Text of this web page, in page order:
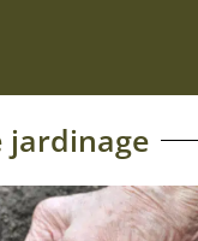
jardinage